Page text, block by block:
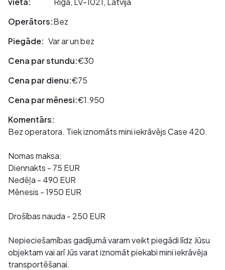
Operātors:Bez
Piegāde: Var ar un bez
Cena par stundu:€30
Cena par dienu:€75
Cena par mēnesi:€1.950
Komentārs:
Bez operatora. Tiek iznomāts mini iekrāvējs Case 420.
Nomas maksa:
Diennakts - 75 EUR
Nedēļa - 490 EUR
Mēnesis - 1950 EUR
Drošības nauda - 250 EUR
Nepieciešamības gadījumā varam veikt piegādi līdz Jūsu
objektam vai arī Jūs varat iznomāt piekabi mini iekrāvēja
transportēšanai.